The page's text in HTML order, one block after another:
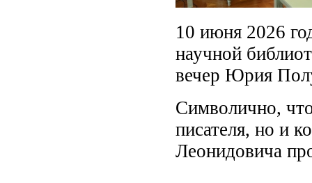
10 июня 2026
научной
вечер Юрия
Символично,
писателя, но и
Леонидовича